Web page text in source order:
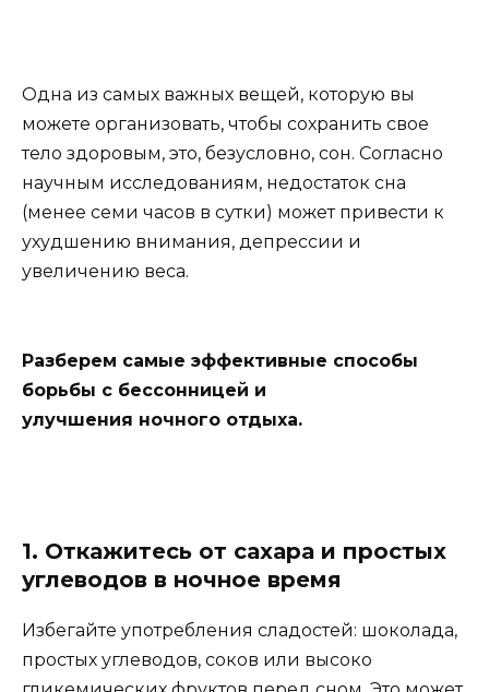
Одна из самых важных вещей, которую вы
можете организовать, чтобы сохранить свое
тело здоровым, это, безусловно, сон. Согласно
научным исследованиям, недостаток сна
(менее семи часов в сутки) может привести к
ухудшению внимания, депрессии и
увеличению веса.
Разберем самые эффективные способы
борьбы с бессонницей и
улучшения ночного отдыха.
1. Откажитесь от сахара и простых
углеводов в ночное время
Избегайте употребления сладостей: шоколада,
простых углеводов, соков или высоко